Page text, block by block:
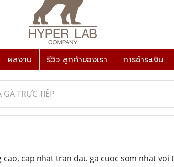
ผลงาน รีวิว ลูกค้าของเรา การชำระเงิน
GÀ TRỰC TIẾP
cao, cap nhat tran dau ga cuoc som nhat